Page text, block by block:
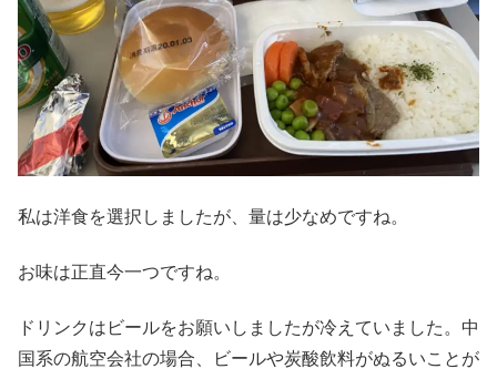
私は洋食を選択しましたが、量は少なめですね。
お味は正直今一つですね。
ドリンクはビールをお願いしましたが冷えていました。中
国系の航空会社の場合、ビールや炭酸飲料がぬるいことが